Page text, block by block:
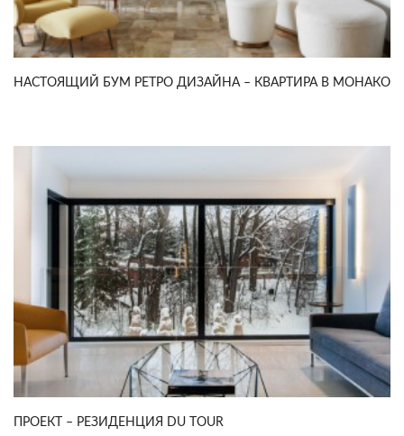
НАСТОЯЩИЙ БУМ РЕТРО ДИЗАЙНА – КВАРТИРА В МОНАКО
ПРОЕКТ – РЕЗИДЕНЦИЯ DU TOUR